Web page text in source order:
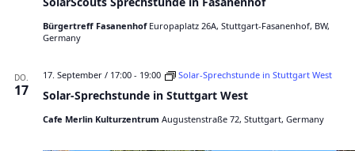
l
r
u
s
p
Bürgertreff Fasanenhof Europaplatz 26A, Stuttgart-Fasanenhof, BW,
Germany
DO.
17 Solar-Sprechstunde in Stuttgart West
17. September / 17:00 - 19:00 Solar-Sprechstunde in Stuttgart West
Cafe Merlin Kulturzentrum Augustenstraße 72, Stuttgart, Germany